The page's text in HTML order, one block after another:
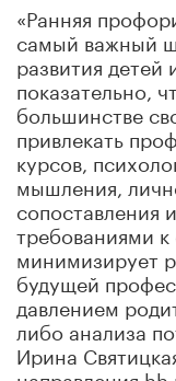
«Ранняя
самый важный
развития
показательно,
большинстве
привлекать
курсов,
мышления,
сопоставления
требованиями
минимизирует
будущей
давлением
либо анализа
Ирина